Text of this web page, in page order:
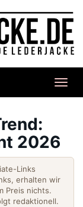
2026
Links
erhalten wir
Preis nichts.
redaktionell.